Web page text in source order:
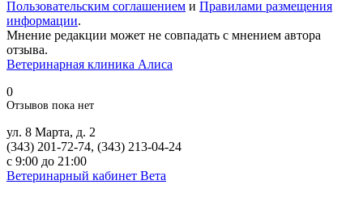
Пользовательским соглашением и Правилами размещения
информации.
Мнение редакции может не совпадать с мнением автора
отзыва.
Ветеринарная клиника Алиса
0
Отзывов пока нет
ул. 8 Марта, д. 2
(343) 201-72-74, (343) 213-04-24
с 9:00 до 21:00
Ветеринарный кабинет Вета